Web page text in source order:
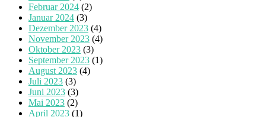
Februar 2024 (2)
Januar 2024 (3)
Dezember 2023 (4)
November 2023 (4)
Oktober 2023 (3)
September 2023 (1)
August 2023 (4)
Juli 2023 (3)
Juni 2023 (3)
Mai 2023 (2)
April 2023 (1)